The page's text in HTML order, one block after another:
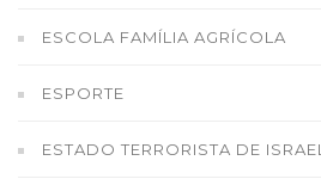
ESCOLA FAMÍLIA AGRÍCOLA
ESPORTE
ESTADO TERRORISTA DE ISRAEL